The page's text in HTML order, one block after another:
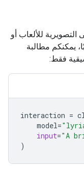
التصويرية للألعاب أو
يمكنكم مطالبة
فقط:
interaction =
model=
input="A
)